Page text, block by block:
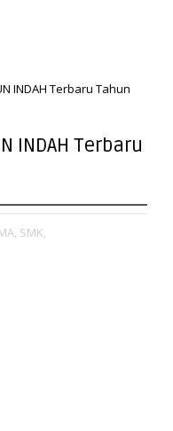
INDAH Terbaru Tahun
INDAH Terbaru
SMK,